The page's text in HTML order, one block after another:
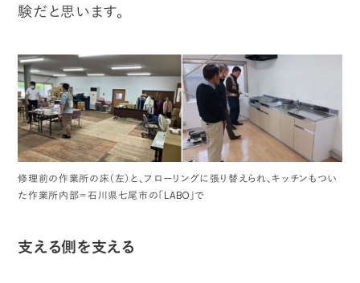
験だと思います。
修理前の作業所の床（左）と、フローリングに張り替えられ、キッチンもつい
た作業所内部＝石川県七尾市の「LABO」で
支える側を支える